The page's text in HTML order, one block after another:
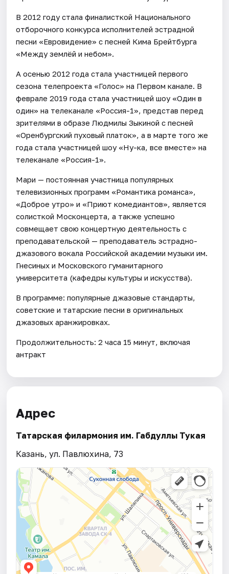
В 2012 году стала финалисткой Национального
отборочного конкурса исполнителей эстрадной
песни «Евровидение» с песней Кима Брейтбурга
«Между землёй и небом».
А осенью 2012 года стала участницей первого
сезона телепроекта «Голос» на Первом канале. В
феврале 2019 года стала участницей шоу «Один в
один» на телеканале «Россия-1», представ перед
зрителями в образе Людмилы Зыкиной с песней
«Оренбургский пуховый платок», а в марте того же
года стала участницей шоу «Ну-ка, все вместе» на
телеканале «Россия-1».
Мари — постоянная участница популярных
телевизионных программ «Романтика романса»,
«Доброе утро» и «Приют комедиантов», является
солисткой Москонцерта, а также успешно
совмещает свою концертную деятельность с
преподавательской — преподаватель эстрадно-
джазового вокала Российской академии музыки им.
Гнесиных и Московского гуманитарного
университета (кафедры культуры и искусства).
В программе: популярные джазовые стандарты,
советские и татарские песни в оригинальных
джазовых аранжировках.
Продолжительность: 2 часа 15 минут, включая
антракт
Адрес
Татарская филармония им. Габдуллы Тукая
Казань, ул. Павлюхина, 73